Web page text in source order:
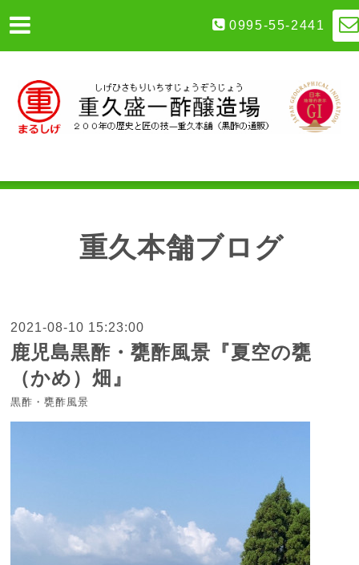
0995-55-2441
重久本舗ブログ
2021-08-10 15:23:00
鹿児島黒酢・甕酢風景『夏空の甕
（かめ）畑』
黒酢・甕酢風景